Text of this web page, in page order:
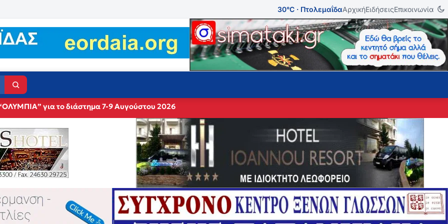
30°C · ΠτολεμαΐδαΑρχικήΕιδήσειςΕπικοινωνία
για το διάστημα 7-9 Αυγούστου 2026